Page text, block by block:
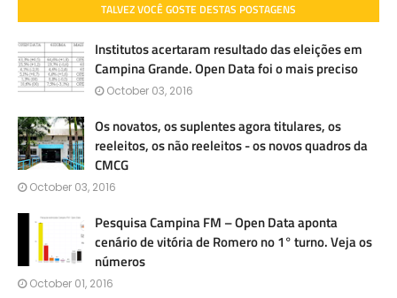
TALVEZ VOCÊ GOSTE DESTAS POSTAGENS
Institutos acertaram resultado das eleições em
Campina Grande. Open Data foi o mais preciso
October 03, 2016
Os novatos, os suplentes agora titulares, os
reeleitos, os não reeleitos - os novos quadros da
CMCG
October 03, 2016
Pesquisa Campina FM – Open Data aponta
cenário de vitória de Romero no 1° turno. Veja os
números
October 01, 2016